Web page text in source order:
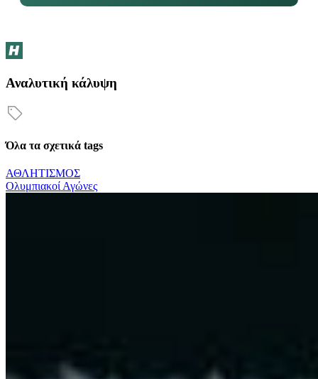
Αναλυτική κάλυψη
Όλα τα σχετικά tags
ΑΘΛΗΤΙΣΜΟΣ
Ολυμπιακοί Αγώνες